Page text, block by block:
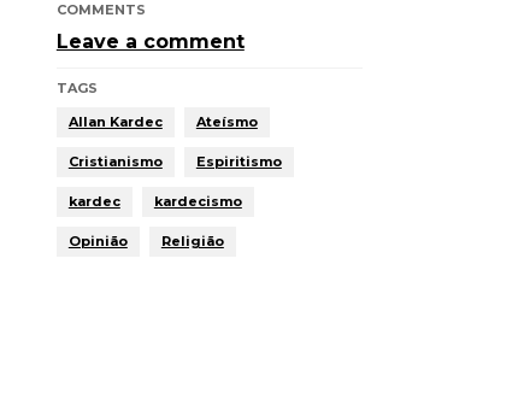
COMMENTS
Leave a comment
TAGS
Allan Kardec
Ateísmo
Cristianismo Espiritismo
kardec kardecismo
Opinião Religião